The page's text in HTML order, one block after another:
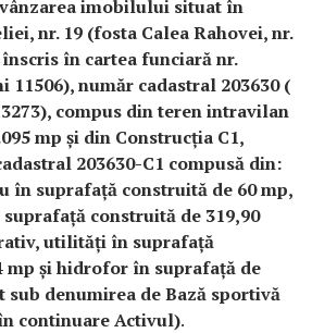
vânzareaimobilului situat în
nr. 19 (fosta Calea Rahovei, nr.
înscris în cartea funciară nr.
11506), număr cadastral 203630 (
compus din teren intravilan
mp și din Construcția C1,
203630-C1 compusă din:
în suprafață construită de 60 mp,
construită de 319,90
utilități în suprafață
mp și hidrofor în suprafață de
sub denumirea de Bază sportivă
continuare Activul).